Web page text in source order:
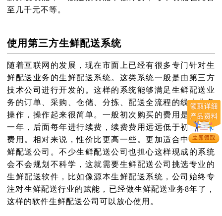
至几千元不等。
使用第三方生鲜配送系统
随着互联网的发展，现在市面上已经有很多专门针对生
鲜配送业务的生鲜配送系统。这类系统一般是由第三方
技术公司进行开发的。这样的系统能够满足生鲜配送业
务的订单、采购、仓储、分拣、配送全流程的线上业务
操作，操作起来很简单。一般初次购买的费用是几万元
一年，后面每年进行续费，续费费用远远低于初次购买
费用。相对来说，性价比更高一些。更加适合中小型生
鲜配送公司。不少生鲜配送公司也担心这样现成的系统
会不会规划不科学，这就需要生鲜配送公司挑选专业的
生鲜配送软件，比如像源本生鲜配送系统，公司始终专
注对生鲜配送行业的赋能，已经做生鲜配送业务8年了，
这样的软件生鲜配送公司可以放心使用。